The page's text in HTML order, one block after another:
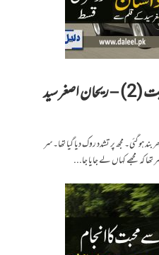
سید
ہو گئی۔ مجھ پر تشدد روک دیا گیا تھا۔ سر
کہ مجھے کہاں لے جایا جا...